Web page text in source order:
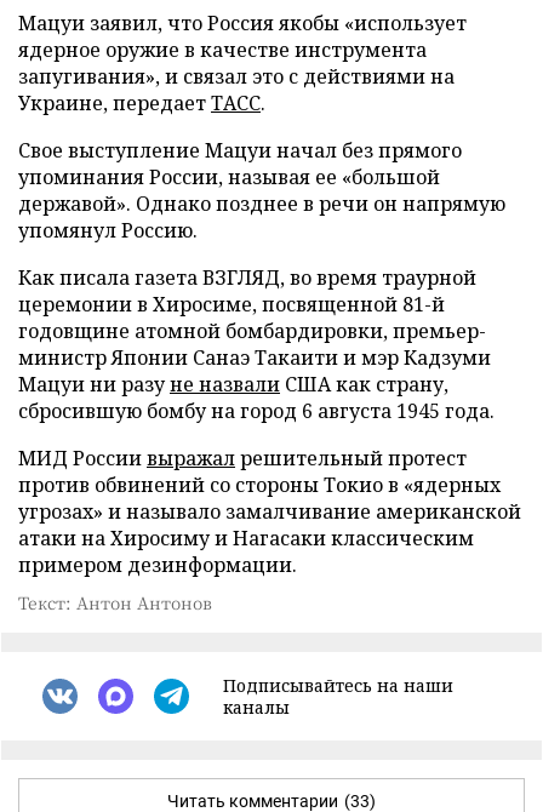
Мацуи заявил, что Россия якобы «использует
ядерное оружие в качестве инструмента
запугивания», и связал это с действиями на
Украине, передаетТАСС.
Свое выступление Мацуи начал без прямого
упоминания России, называя ее «большой
державой». Однако позднее в речи он напрямую
упомянул Россию.
Как писала газета ВЗГЛЯД, во время траурной
церемонии в Хиросиме, посвященной 81-й
годовщине атомной бомбардировки, премьер-
министр Японии Санаэ Такаити и мэр Кадзуми
Мацуи ни разуне назвали США как страну,
сбросившую бомбу на город 6 августа 1945 года.
МИД Россиивыражалрешительный протест
против обвинений со стороны Токио в «ядерных
угрозах» и называло замалчивание американской
атаки на Хиросиму и Нагасаки классическим
примером дезинформации.
Текст: Антон Антонов
Подписывайтесь на наши
каналы
Читать комментарии (33)